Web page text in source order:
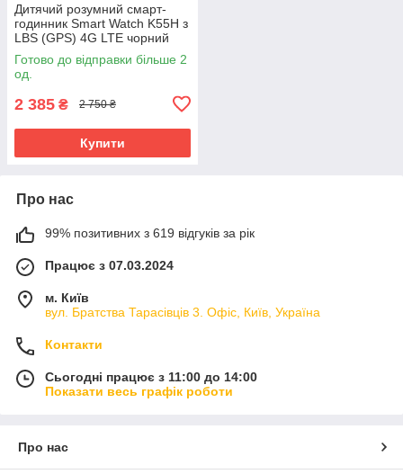
Дитячий розумний смарт-
годинник Smart Watch K55H з
LBS (GPS) 4G LTE чорний
Готово до відправки більше 2
од.
2 385 ₴ 2 750 ₴
Купити
Про нас
99% позитивних з 619 відгуків за рік
Працює з 07.03.2024
м. Київ
вул. Братства Тарасівців 3. Офіс, Київ, Україна
Контакти
Сьогодні працює з 11:00 до 14:00
Показати весь графік роботи
Про нас